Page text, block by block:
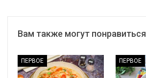
Вам также могут понравиться
ПЕРВОЕ ПЕРВОЕ